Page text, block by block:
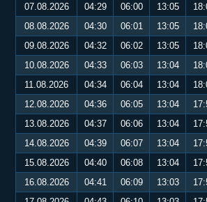
07.08.2026 04:29 06:00 13:05
08.08.2026
04:30 06:01 13:05
09.08.2026
04:32 06:02 13:05
10.08.2026
04:33 06:03 13:04
11.08.2026
04:34 06:04 13:04
12.08.2026
04:36 06:05 13:04
13.08.2026
04:37 06:06 13:04
14.08.2026
04:39 06:07 13:04
15.08.2026
04:40 06:08 13:04
16.08.2026
04:41 06:09 13:03